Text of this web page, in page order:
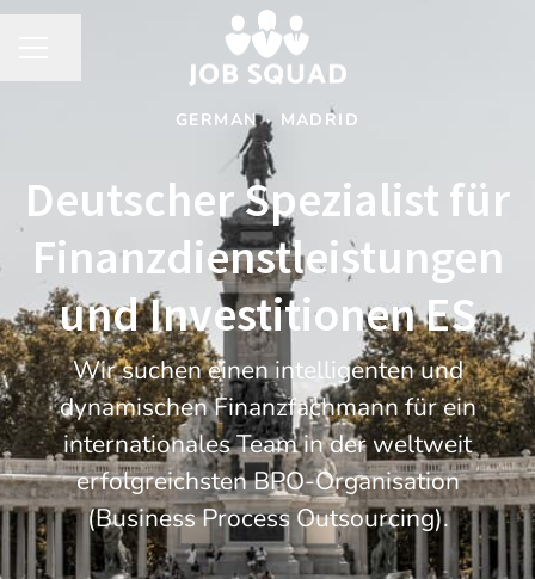
GERMAN · MADRID
Deutscher Spezialist für
Finanzdienstleistungen
und Investitionen ES
Wir suchen einen intelligenten und
dynamischen Finanzfachmann für ein
internationales Team in der weltweit
erfolgreichsten BPO-Organisation
(Business Process Outsourcing).